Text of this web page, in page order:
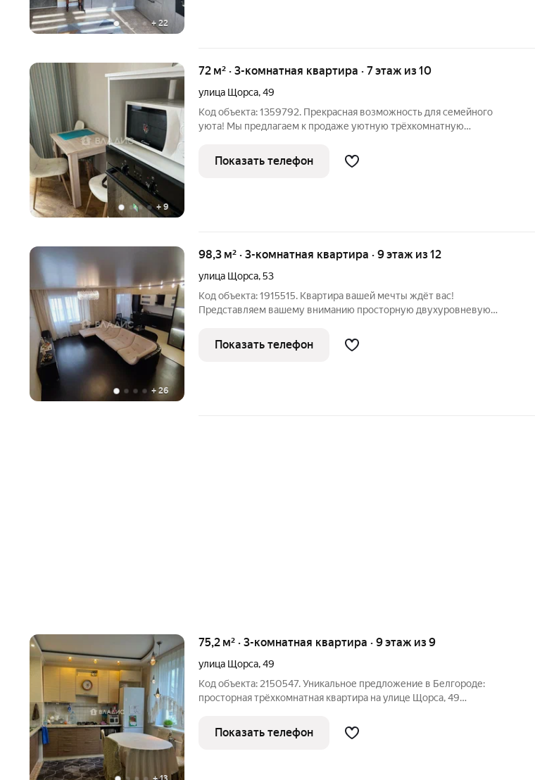
+ 22
+ 9
72 м² · 3-комнатная квартира · 7 этаж из 10
улица Щорса,49
Код объекта: 1359792. Прекрасная возможность для семейного
уюта! Мы предлагаем к продаже уютную трёхкомнатную
идеальным местом для комфортного проживания вашей семьи!
Общая информация -
Показать телефон
+ 26
98,3 м² · 3-комнатная квартира · 9 этаж из 12
улица Щорса,53
Код объекта: 1915515. Квартира вашей мечты ждёт вас!
Представляем вашему вниманию просторную двухуровневую
улица Щорса, 53. Этот кирпичный дом 2005 года постройки
отличается высоким
Показать телефон
75,2 м² · 3-комнатная квартира · 9 этаж из 9
улица Щорса,49
Код объекта: 2150547. Уникальное предложение в Белгороде:
просторная трёхкомнатная квартира на улице Щорса, 49
площадью 75,2 кв. м на девятом этаже девятиэтажного
кирпичного дома 2004 года
Показать телефон